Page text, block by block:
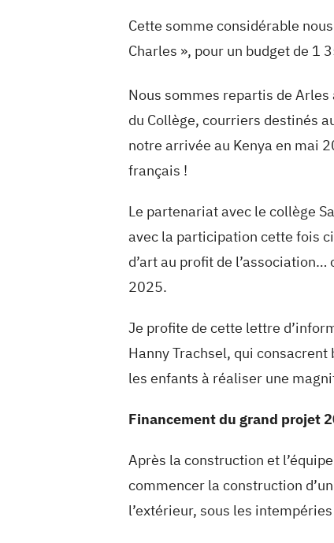
Cette somme considérable
Charles », pour un budget de 1
Nous sommes repartis de
du Collège, courriers destinés
notre arrivée au Kenya en mai
français !
Le partenariat avec le collège
avec la participation cette fois
d’art au profit de
2025.
Je profite de cette lettre
Hanny Trachsel, qui
les enfants à réaliser une
Financement du grand projet
Après la construction et
commencer la construction
l’extérieur, sous les